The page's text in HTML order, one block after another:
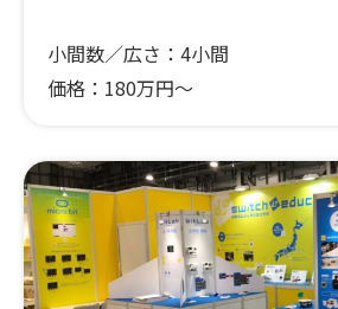
小間数／広さ： 4小間
価格： 180万円～